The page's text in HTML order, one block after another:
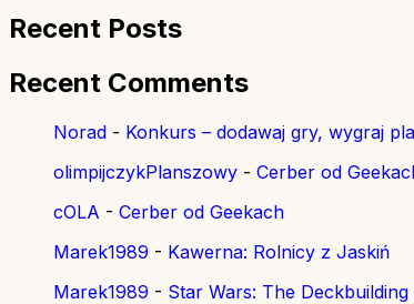
Recent Posts
Recent Comments
Norad - Konkurs – dodawaj gry, wygraj
olimpijczykPlanszowy - Cerber od
cOLA - Cerber od Geekach
Marek1989 - Kawerna: Rolnicy z Jaskiń
Marek1989 - Star Wars: The